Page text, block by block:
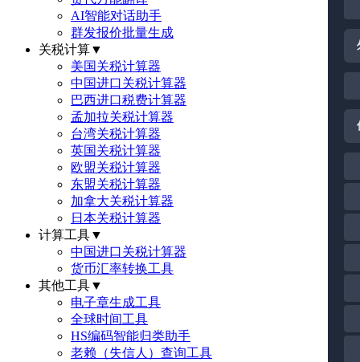
AI智能对话助手
群发报价批量生成
关税计算▼
美国关税计算器
中国进口关税计算器
巴西进口税费计算器
孟加拉关税计算器
台湾关税计算器
英国关税计算器
欧盟关税计算器
东盟关税计算器
加拿大关税计算器
日本关税计算器
计算工具▼
中国进口关税计算器
货币汇率转换工具
其他工具▼
电子章生成工具
全球时间工具
HS编码智能归类助手
老赖（失信人）查询工具